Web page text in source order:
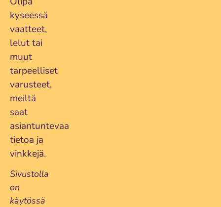
kyseessä
vaatteet,
lelut tai
muut
tarpeelliset
varusteet,
meiltä
saat
asiantuntevaa
tietoa ja
vinkkejä.
Sivustolla
on
käytössä